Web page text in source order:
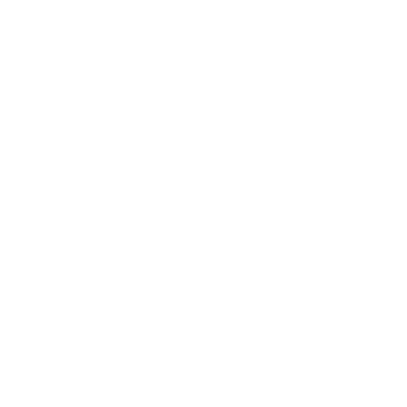
о сроках доставки